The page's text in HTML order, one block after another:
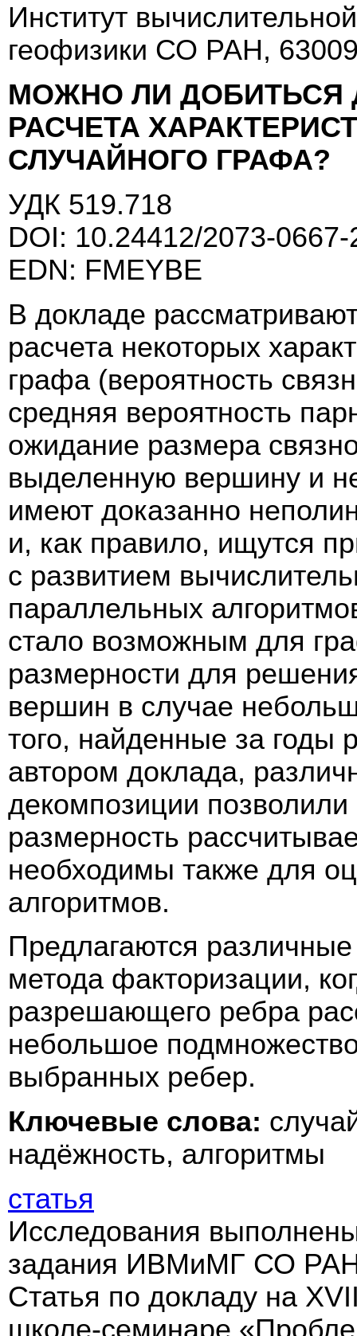
Институт
геофизики СО РАН,
МОЖНО ЛИ ДОБИТЬСЯ
РАСЧЕТА
СЛУЧАЙНОГО ГРАФА?
УДК 519.718
DOI: 10.24412/2073-
EDN: FMEYBE
В докладе
расчета некоторых
графа (вероятность
средняя вероятность
ожидание размера
выделенную вершину и
имеют доказанно
и, как правило, ищутся
с развитием
параллельных
стало возможным для
размерности для
вершин в случае
того, найденные за годы
автором доклада,
декомпозиции
размерность
необходимы также для
алгоритмов.
Предлагаются
метода факторизации,
разрешающего ребра
небольшое
выбранных ребер.
Ключевые слова:
надёжность, алгоритмы
статья
Исследования
задания ИВМиМГ СО РАН
Статья по докладу на
школе-семинаре